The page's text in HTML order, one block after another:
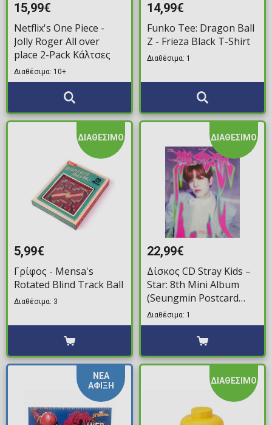
15,99€
Netflix's One Piece -
Jolly Roger All over
place 2-Pack Κάλτσες
Διαθέσιμα: 10+
14,99€
Funko Tee: Dragon Ball
Z - Frieza Black T-Shirt
Διαθέσιμα: 1
ΔΙΑΘΕΣΙΜΟ
5,99€
Γρίφος - Mensa's
Rotated Blind Track Ball
Διαθέσιμα: 3
ΔΙΑΘΕΣΙΜΟ
22,99€
Δίσκος CD Stray Kids –
Star: 8th Mini Album
(Seungmin Postcard
Ver.)
Διαθέσιμα: 1
ΝΕΑ
ΑΦΙΞΗ
ΔΙΑΘΕΣΙΜΟ